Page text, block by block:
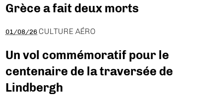
Grèce a fait deux morts
01/08/26 CULTURE AÉRO
Un vol commémoratif pour le
centenaire de la traversée de
Lindbergh